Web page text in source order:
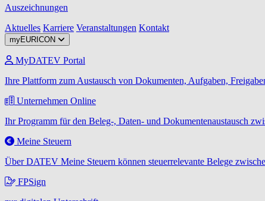
Auszeichnungen
Aktuelles Karriere Veranstaltungen Kontakt
myEURICON
MyDATEV Portal
Ihre Plattform zum Austausch von Dokumenten, Aufgaben,
Unternehmen Online
Ihr Programm für den Beleg-, Daten- und Dokumentenaustausch
Meine Steuern
Über DATEV Meine Steuern können steuerrelevante Belege
FPSign